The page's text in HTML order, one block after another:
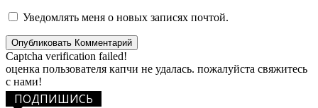
Уведомлять меня о новых записях почтой.
Captcha verification failed!
оценка пользователя капчи не удалась. пожалуйста свяжитесь
с нами!
ПОДПИШИСЬ